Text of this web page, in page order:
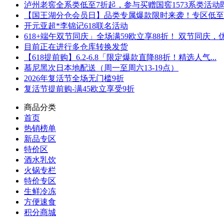
泸州老窖全系类低至7折起，参与买赠国窖1573系类活动
【国王湖分仓会员日】品类专属爆款限时来袭！专区低
开元亚超*李锦记618联名活动
618+端午双节同庆」全场满59欧立享88折！ 双节同庆，
目前正在进行多仓库转换发货
【618提前购】6.2-6.8「限定爆款直降88折！精选人气...
慕尼黑次日本地配送（周一至周六13-19点）
2026年复活节全场无门槛9折
复活节提前购-满45欧立享受9折
商品分类
首页
热销榜单
新品专区
特价区
酒水乳饮
火锅专栏
特价专区
生鲜冷冻
方便速食
积分商城